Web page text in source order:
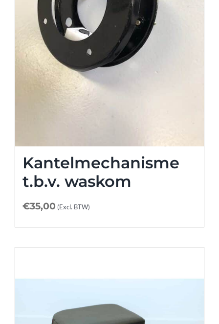
Kantelmechanisme
t.b.v. waskom
€35,00 (Excl. BTW)